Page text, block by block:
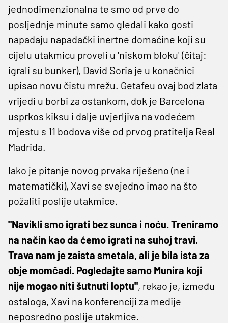
jednodimenzionalna te smo od prve do
posljednje minute samo gledali kako gosti
napadaju napadački inertne domaćine koji su
cijelu utakmicu proveli u 'niskom bloku' (čitaj:
igrali su bunker), David Soria je u konačnici
upisao novu čistu mrežu. Getafeu ovaj bod zlata
vrijedi u borbi za ostankom, dok je Barcelona
usprkos kiksu i dalje uvjerljiva na vodećem
mjestu s 11 bodova više od prvog pratitelja Real
Madrida.
Iako je pitanje novog prvaka riješeno (ne i
matematički), Xavi se svejedno imao na što
požaliti poslije utakmice.
"Navikli smo igrati bez sunca i noću. Treniramo
na način kao da ćemo igrati na suhoj travi.
Trava nam je zaista smetala, ali je bila ista za
obje momčadi. Pogledajte samo Munira koji
nije mogao niti šutnuti loptu", rekao je, između
ostaloga, Xavi na konferenciji za medije
neposredno poslije utakmice.